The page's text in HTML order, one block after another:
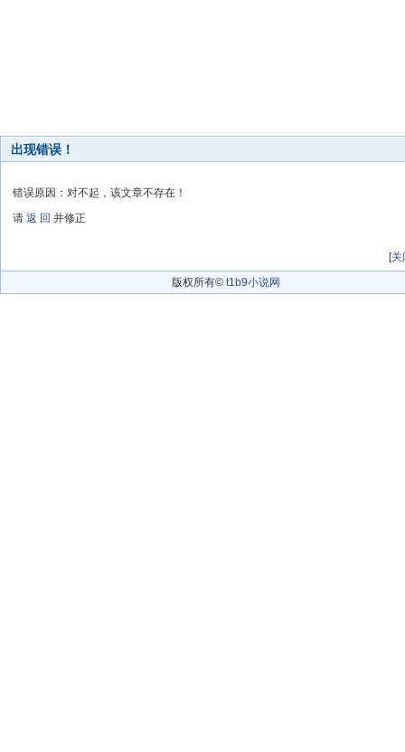
出现错误！
错误原因：对不起，该文章不存在！
请 返 回 并修正
[关
版权所有© t1b9小说网